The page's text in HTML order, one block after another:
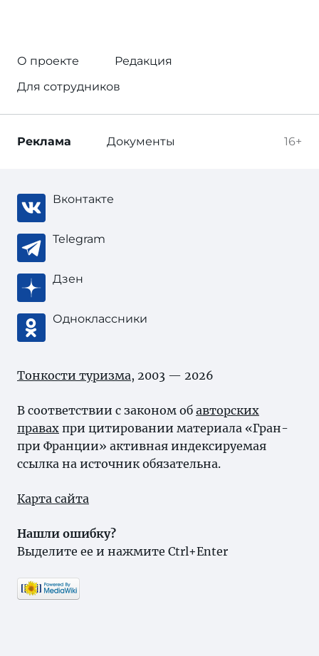
О проекте
Редакция
Для сотрудников
16+
Реклама Документы
Вконтакте
Telegram
Дзен
Одноклассники
Тонкости туризма, 2003 — 2026
В соответствии с законом об авторских
правах при цитировании материала «Гран-
при Франции» активная индексируемая
ссылка на источник обязательна.
Карта сайта
Нашли ошибку?
Выделите ее и нажмите Ctrl+Enter